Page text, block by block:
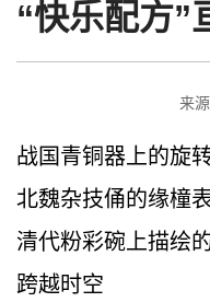
“快乐配方”
来
战国青铜器上的旋
北魏杂技俑的缘橦
清代粉彩碗上描绘
跨越时空